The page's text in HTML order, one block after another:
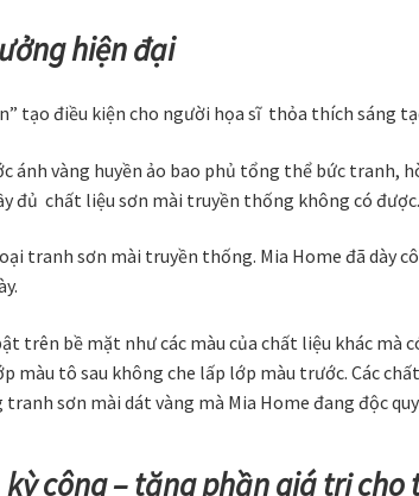
hiện đại
tạo điều kiện cho người họa sĩ thỏa thích sáng
ánh vàng huyền ảo bao phủ tổng thể bức
đủ chất liệu sơn mài truyền thống không có được.
tranh sơn mài truyền thống. Mia Home đã dày
trên bề mặt như các màu của chất liệu khác
màu tô sau không che lấp lớp màu trước. Các
sơn mài dát vàng mà Mia Home đang độc
công – tăng phần giá trị cho